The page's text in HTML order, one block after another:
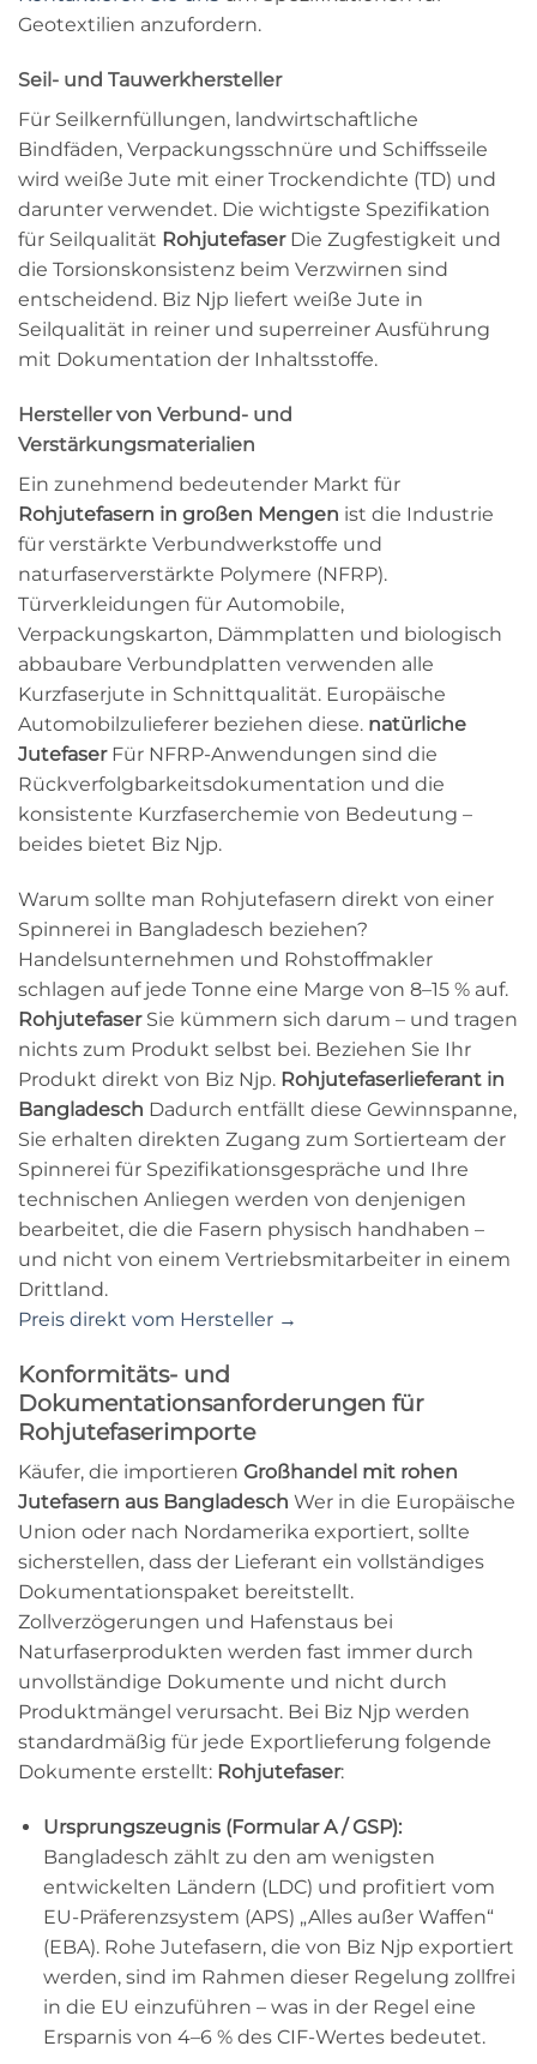
Geotextilien anzufordern.
Seil- und Tauwerkhersteller
Für Seilkernfüllungen, landwirtschaftliche
Bindfäden, Verpackungsschnüre und Schiffsseile
wird weiße Jute mit einer Trockendichte (TD) und
darunter verwendet. Die wichtigste Spezifikation
für Seilqualität RohjutefaserDie Zugfestigkeit und
die Torsionskonsistenz beim Verzwirnen sind
entscheidend. Biz Njp liefert weiße Jute in
Seilqualität in reiner und superreiner Ausführung
mit Dokumentation der Inhaltsstoffe.
Hersteller von Verbund- und
Verstärkungsmaterialien
Ein zunehmend bedeutender Markt für
Rohjutefasern in großen Mengen ist die Industrie
für verstärkte Verbundwerkstoffe und
naturfaserverstärkte Polymere (NFRP).
Türverkleidungen für Automobile,
Verpackungskarton, Dämmplatten und biologisch
abbaubare Verbundplatten verwenden alle
Kurzfaserjute in Schnittqualität. Europäische
Automobilzulieferer beziehen diese. natürliche
JutefaserFür NFRP-Anwendungen sind die
Rückverfolgbarkeitsdokumentation und die
konsistente Kurzfaserchemie von Bedeutung –
beides bietet Biz Njp.
Warum sollte man Rohjutefasern direkt von einer
Spinnerei in Bangladesch beziehen?
Handelsunternehmen und Rohstoffmakler
schlagen auf jede Tonne eine Marge von 8–15 % auf.
RohjutefaserSie kümmern sich darum – und tragen
nichts zum Produkt selbst bei. Beziehen Sie Ihr
Produkt direkt von Biz Njp. Rohjutefaserlieferant in
Bangladesch Dadurch entfällt diese Gewinnspanne,
Sie erhalten direkten Zugang zum Sortierteam der
Spinnerei für Spezifikationsgespräche und Ihre
technischen Anliegen werden von denjenigen
bearbeitet, die die Fasern physisch handhaben –
und nicht von einem Vertriebsmitarbeiter in einem
Drittland.
Preis direkt vom Hersteller →
Konformitäts- und
Dokumentationsanforderungen für
Rohjutefaserimporte
Käufer, die importieren Großhandel mit rohen
Jutefasern aus Bangladesch Wer in die Europäische
Union oder nach Nordamerika exportiert, sollte
sicherstellen, dass der Lieferant ein vollständiges
Dokumentationspaket bereitstellt.
Zollverzögerungen und Hafenstaus bei
Naturfaserprodukten werden fast immer durch
unvollständige Dokumente und nicht durch
Produktmängel verursacht. Bei Biz Njp werden
standardmäßig für jede Exportlieferung folgende
Dokumente erstellt: Rohjutefaser:
Ursprungszeugnis (Formular A / GSP):
Bangladesch zählt zu den am wenigsten
entwickelten Ländern (LDC) und profitiert vom
EU-Präferenzsystem (APS) „Alles außer Waffen“
(EBA). Rohe Jutefasern, die von Biz Njp exportiert
werden, sind im Rahmen dieser Regelung zollfrei
in die EU einzuführen – was in der Regel eine
Ersparnis von 4–6 % des CIF-Wertes bedeutet.